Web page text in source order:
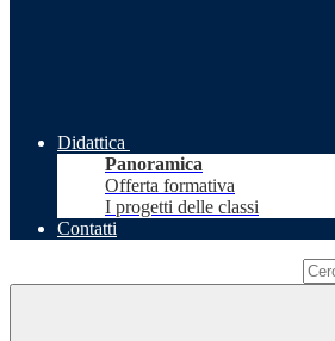
Didattica
Panoramica
Offerta formativa
I progetti delle classi
Contatti